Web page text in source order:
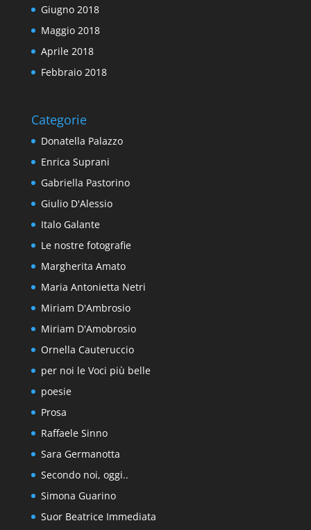
Giugno 2018
Maggio 2018
Aprile 2018
Febbraio 2018
Categorie
Donatella Palazzo
Enrica Suprani
Gabriella Pastorino
Giulio D'Alessio
Italo Galante
Le nostre fotografie
Margherita Amato
Maria Antonietta Netri
Miriam D'Ambrosio
Miriam D'Amobrosio
Ornella Cauteruccio
per noi le Voci più belle
poesie
Prosa
Raffaele Sinno
Sara Germanotta
Secondo noi, oggi..
Simona Guarino
Suor Beatrice Immediata